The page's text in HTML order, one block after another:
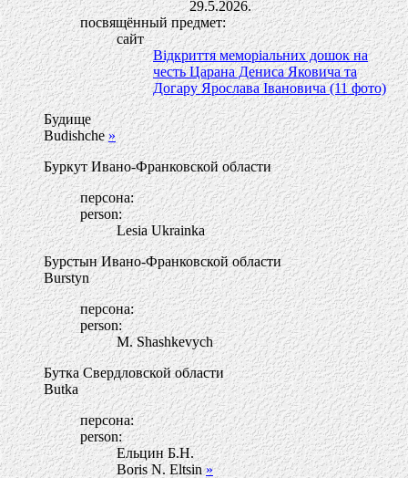
29.5.2026.
посвящённый предмет:
сайт
Відкриття меморіальних дошок на
честь Царана Дениса Яковича та
Догару Ярослава Івановича (11 фото)
Будище
Budishche»
Буркут Ивано-Франковской области
персона:
person:
Lesia Ukrainka
Бурстын Ивано-Франковской области
Burstyn
персона:
person:
M. Shashkevych
Бутка Свердловской области
Butka
персона:
person:
Ельцин Б.Н.
Boris N. Eltsin»